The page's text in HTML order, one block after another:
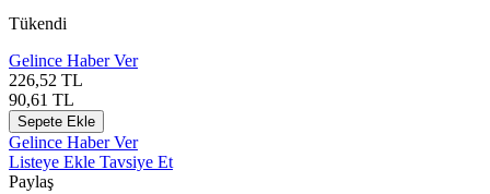
Tükendi
Gelince Haber Ver
226,52 TL
90,61 TL
Sepete Ekle
Gelince Haber Ver
Listeye Ekle Tavsiye Et
Paylaş